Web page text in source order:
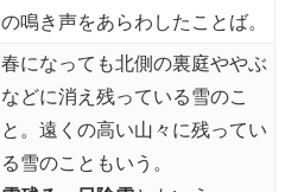
の鳴き声をあらわしたことば。
春になっても北側の裏庭ややぶ
などに消え残っている雪のこ
と。遠くの高い山々に残ってい
る雪のこともいう。